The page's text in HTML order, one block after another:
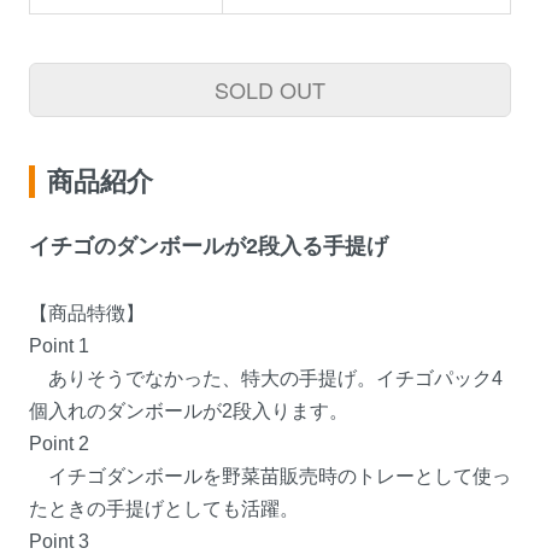
SOLD OUT
商品紹介
イチゴのダンボールが2段入る手提げ
【商品特徴】
Point 1
ありそうでなかった、特大の手提げ。イチゴパック4
個入れのダンボールが2段入ります。
Point 2
イチゴダンボールを野菜苗販売時のトレーとして使っ
たときの手提げとしても活躍。
Point 3